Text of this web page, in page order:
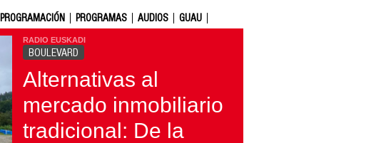
PROGRAMACIÓN PROGRAMAS AUDIOS GUAU
RADIO EUSKADI
BOULEVARD
Alternativas al
mercado inmobiliario
tradicional: De la